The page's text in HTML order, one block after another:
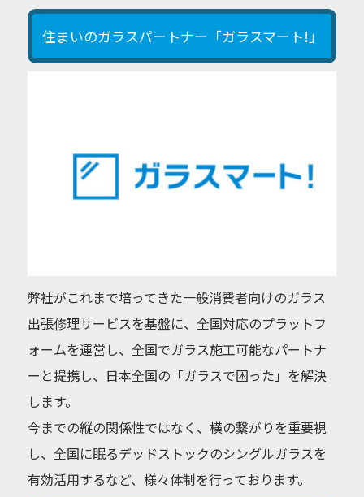
住まいのガラスパートナー「ガラスマート!」
弊社がこれまで培ってきた一般消費者向けのガラス
出張修理サービスを基盤に、全国対応のプラットフ
ォームを運営し、全国でガラス施工可能なパートナ
ーと提携し、日本全国の「ガラスで困った」を解決
します。
今までの縦の関係性ではなく、横の繋がりを重要視
し、全国に眠るデッドストックのシングルガラスを
有効活用するなど、様々体制を行っております。